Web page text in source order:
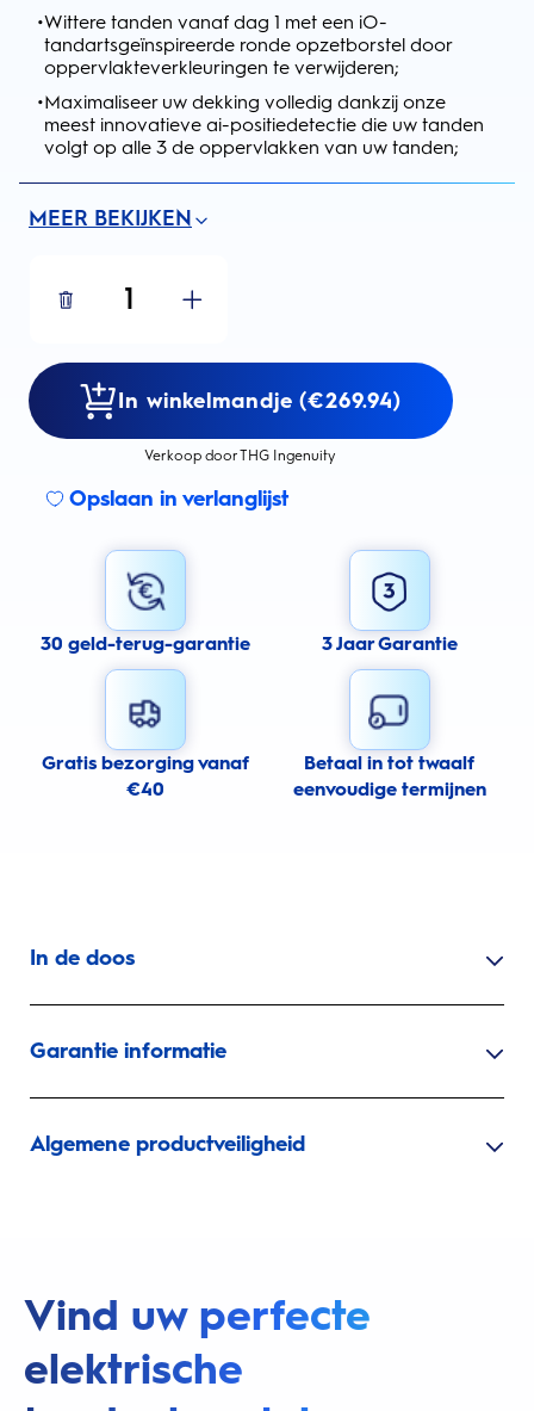
•Wittere tanden vanaf dag 1 met een iO-
tandartsgeïnspireerde ronde opzetborstel door
oppervlakteverkleuringen te verwijderen;
•Maximaliseer uw dekking volledig dankzij onze
meest innovatieve ai-positiedetectie die uw tanden
volgt op alle 3 de oppervlakken van uw tanden;
MEER BEKIJKEN
1
In winkelmandje (€269.94)
Verkoop door THG Ingenuity
Opslaan in verlanglijst
30 geld-terug-garantie 3 Jaar Garantie
Gratis bezorging vanaf
€40
Betaal in tot twaalf
eenvoudige termijnen
In de doos
Garantie informatie
Algemene productveiligheid
Vind uw perfecte
elektrische